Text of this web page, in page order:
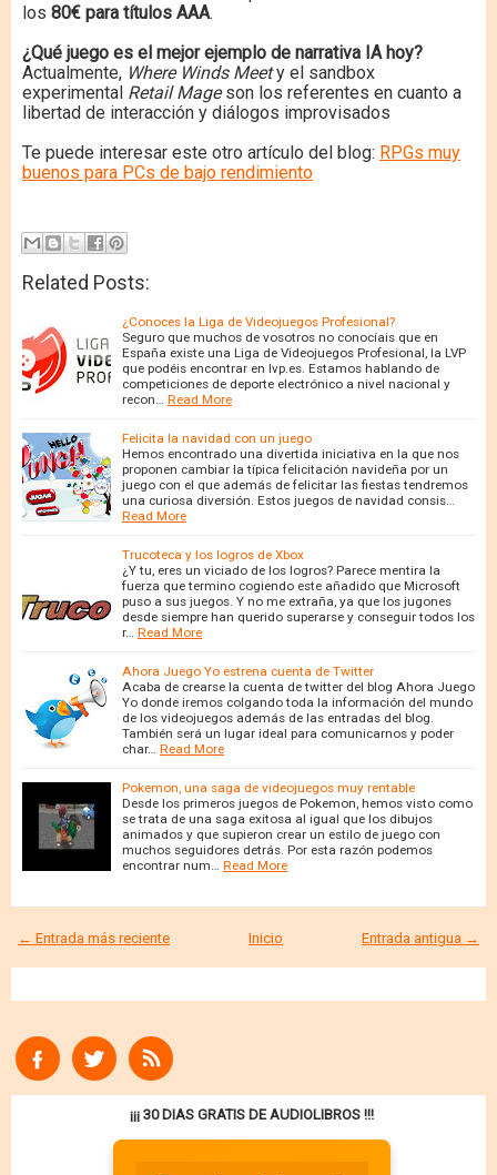
los 80€ para títulos AAA.
¿Qué juego es el mejor ejemplo de narrativa IA hoy?
Actualmente, Where Winds Meety el sandbox
experimental Retail Mageson los referentes en cuanto a
libertad de interacción y diálogos improvisados
Te puede interesar este otro artículo del blog: RPGs muy
buenos para PCs de bajo rendimiento
Related Posts:
¿Conoces la Liga de Videojuegos Profesional?
Seguro que muchos de vosotros no conocíais que en
España existe una Liga de Videojuegos Profesional, la LVP
que podéis encontrar en lvp.es. Estamos hablando de
competiciones de deporte electrónico a nivel nacional y
recon… Read More
Felicita la navidad con un juego
Hemos encontrado una divertida iniciativa en la que nos
proponen cambiar la típica felicitación navideña por un
juego con el que además de felicitar las fiestas tendremos
una curiosa diversión. Estos juegos de navidad consis…
Read More
Trucoteca y los logros de Xbox
¿Y tu, eres un viciado de los logros? Parece mentira la
fuerza que termino cogiendo este añadido que Microsoft
puso a sus juegos. Y no me extraña, ya que los jugones
desde siempre han querido superarse y conseguir todos los
r… Read More
Ahora Juego Yo estrena cuenta de Twitter
Acaba de crearse la cuenta de twitter del blog Ahora Juego
Yo donde iremos colgando toda la información del mundo
de los videojuegos además de las entradas del blog.
También será un lugar ideal para comunicarnos y poder
char… Read More
Pokemon, una saga de videojuegos muy rentable
Desde los primeros juegos de Pokemon, hemos visto como
se trata de una saga exitosa al igual que los dibujos
animados y que supieron crear un estilo de juego con
muchos seguidores detrás. Por esta razón podemos
encontrar num… Read More
← Entrada más reciente Entrada antigua →
Inicio
¡¡¡ 30 DIAS GRATIS DE AUDIOLIBROS !!!